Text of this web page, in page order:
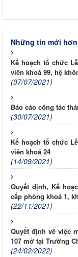
Những tin mới hơn
Kế hoạch tổ chức
viên khoá 99, hệ
(07/07/2021)
Báo cáo công tác
(30/07/2021)
Kế hoạch tổ chức
viên khoá 24
(14/09/2021)
Quyết định, Kế
cấp phòng khoá 1,
(22/11/2021)
Quyết định về việc
107 mở tại Trường
(24/02/2022)